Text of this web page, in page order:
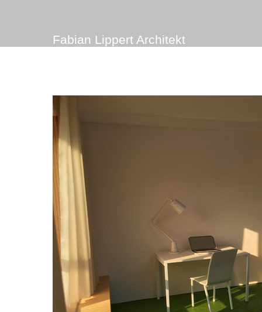
Fabian Lippert Architekt